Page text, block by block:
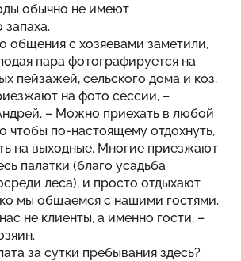
обычно не имеют
запаха.
общения с хозяевами заметили,
пара фотографируется на
пейзажей, сельского дома и коз.
на фото сессии, –
– Можно приехать в любой
чтобы по-настоящему отдохнуть,
на выходные. Многие приезжают
палатки (благо усадьба
леса), и просто отдыхают.
мы общаемся с нашими гостями.
не клиенты, а именно гости, –
за сутки пребывания здесь?